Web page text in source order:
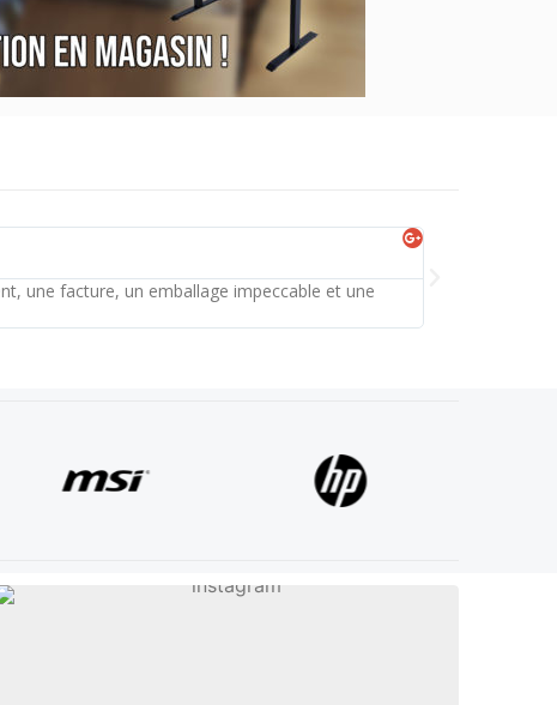
une facture, un emballage impeccable et une